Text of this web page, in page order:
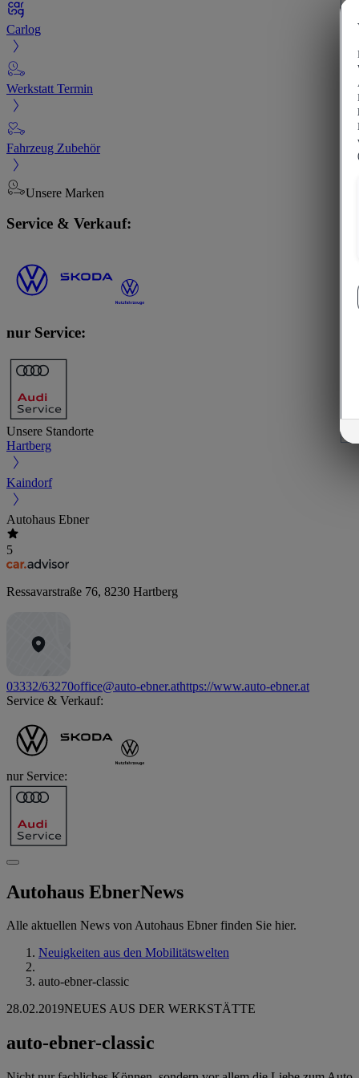
Carlog
Werkstatt Termin
Fahrzeug Zubehör
Unsere Marken
Service & Verkauf:
nur Service:
Unsere Standorte
Hartberg
Kaindorf
Autohaus Ebner
5
Ressavarstraße 76, 8230 Hartberg
03332/63270office@auto-ebner.athttps://www.auto-ebner.at
Service & Verkauf:
nur Service:
Autohaus EbnerNews
Alle aktuellen News von Autohaus Ebner finden Sie hier.
Neuigkeiten aus den Mobilitätswelten
auto-ebner-classic
28.02.2019NEUES AUS DER WERKSTÄTTE
auto-ebner-classic